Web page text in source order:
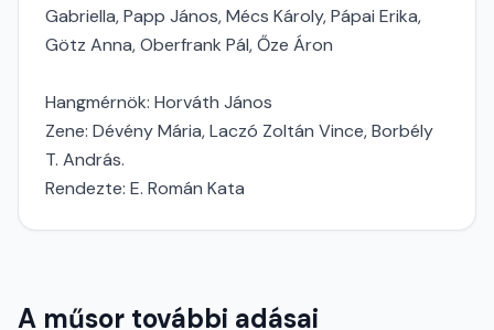
Gabriella, Papp János, Mécs Károly, Pápai Erika,
Götz Anna, Oberfrank Pál, Őze Áron
Hangmérnök: Horváth János
Zene: Dévény Mária, Laczó Zoltán Vince, Borbély
T. András.
Rendezte: E. Román Kata
A műsor további adásai